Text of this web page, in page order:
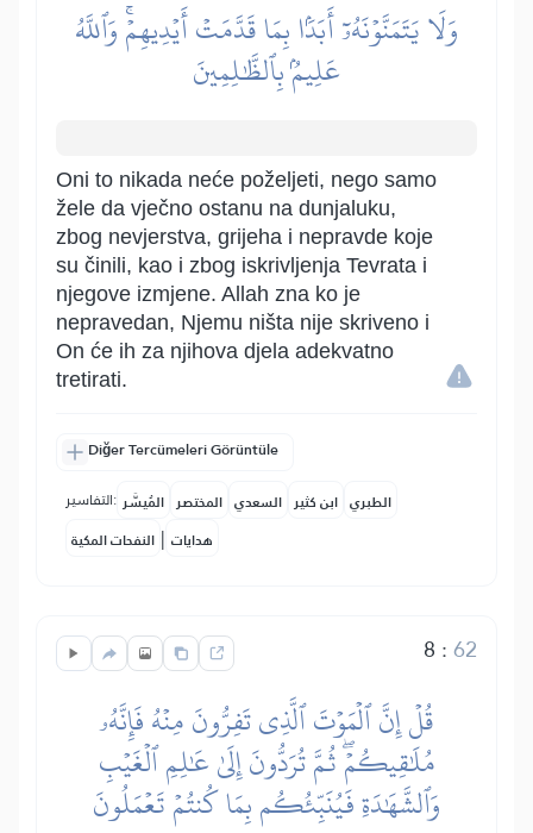
وَلَا يَتَمَنَّوۡنَهُۥٓ أَبَدَۢا بِمَا قَدَّمَتۡ أَيۡدِيهِمۡۚ وَٱللَّهُ
عَلِيمُۢ بِٱلظَّٰلِمِينَ
Oni to nikada neće poželjeti, nego samo
žele da vječno ostanu na dunjaluku,
zbog nevjerstva, grijeha i nepravde koje
su činili, kao i zbog iskrivljenja Tevrata i
njegove izmjene. Allah zna ko je
nepravedan, Njemu ništa nije skriveno i
On će ih za njihova djela adekvatno
tretirati.
Diğer Tercümeleri Görüntüle
التفاسير: المُيسَّر المختصر السعدي ابن كثير الطبري
النفحات المكية | هدايات
8 :62
قُلۡ إِنَّ ٱلۡمَوۡتَ ٱلَّذِي تَفِرُّونَ مِنۡهُ فَإِنَّهُۥ
مُلَٰقِيكُمۡۖ ثُمَّ تُرَدُّونَ إِلَىٰ عَٰلِمِ ٱلۡغَيۡبِ
وَٱلشَّهَٰدَةِ فَيُنَبِّئُكُم بِمَا كُنتُمۡ تَعۡمَلُونَ